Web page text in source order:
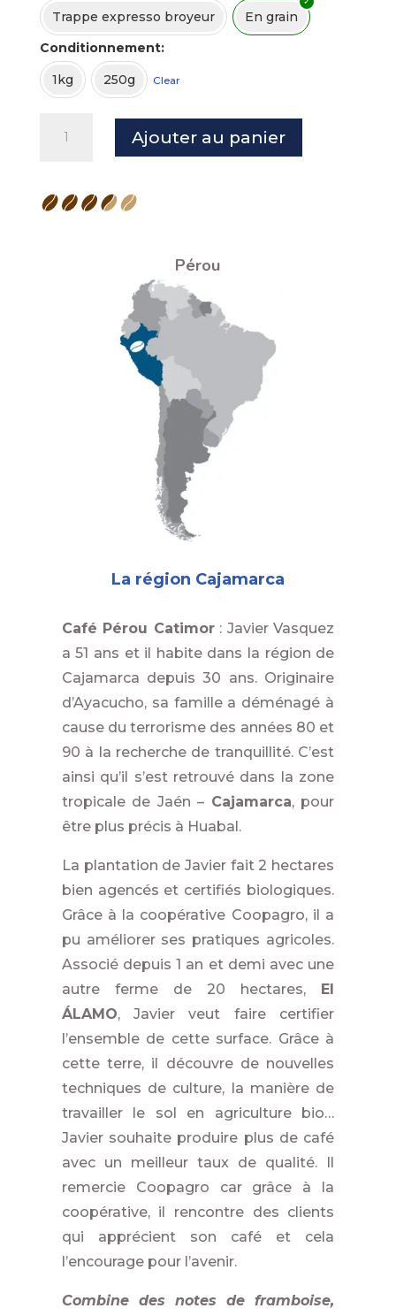
Trappe expresso broyeur
En grain
Conditionnement
1kg
250g Clear
Catimor
Ajouter au panier
Pérou
La région Cajamarca
Café Pérou Catimor: Javier Vasquez
a 51 ans et il habite dans la région de
Cajamarca depuis 30 ans. Originaire
d’Ayacucho, sa famille a déménagé à
cause du terrorisme des années 80 et
90 à la recherche de tranquillité. C’est
ainsi qu’il s’est retrouvé dans la zone
tropicale de Jaén – Cajamarca, pour
être plus précis à Huabal.
La plantation de Javier fait 2 hectares
bien agencés et certifiés biologiques.
Grâce à la coopérative Coopagro, il a
pu améliorer ses pratiques agricoles.
Associé depuis 1 an et demi avec une
autre ferme de 20 hectares,
El
ÁLAMO, Javier veut faire certifier
l’ensemble de cette surface. Grâce à
cette terre, il découvre de nouvelles
techniques de culture, la manière de
travailler le sol en agriculture bio…
Javier souhaite produire plus de café
avec un meilleur taux de qualité. Il
remercie Coopagro car grâce à la
coopérative, il rencontre des clients
qui apprécient son café et cela
l’encourage pour l’avenir.
Combine des notesde framboise,